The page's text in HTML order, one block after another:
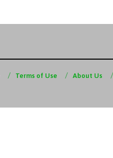
Terms of Use About Us